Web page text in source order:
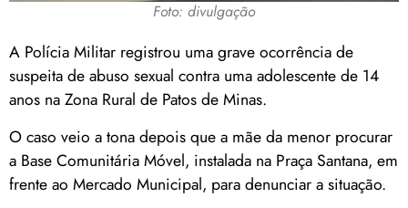
Foto: divulgação
A Polícia Militar registrou uma grave ocorrência de
suspeita de abuso sexual contra uma adolescente de 14
anos na Zona Rural de Patos de Minas.
O caso veio a tona depois que a mãe da menor procurar
a Base Comunitária Móvel, instalada na Praça Santana, em
frente ao Mercado Municipal, para denunciar a situação.